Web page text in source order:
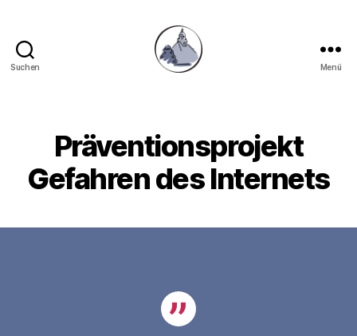
Suchen Menü
Präventionsprojekt
Gefahren des Internets